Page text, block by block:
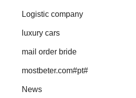
Logistic company
luxury cars
mail order bride
mostbeter.com#pt#
News